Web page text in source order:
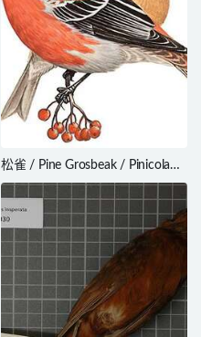
松雀 / Pine Grosbeak / Pinicola
enucleator